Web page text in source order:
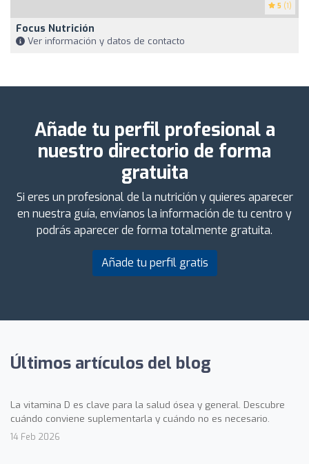
5 (1)
Focus Nutrición
Ver información y datos de contacto
Añade tu perfil profesional a
nuestro directorio de forma
gratuita
Si eres un profesional de la nutrición y quieres aparecer
en nuestra guía, envíanos la información de tu centro y
podrás aparecer de forma totalmente gratuita.
Añade tu perfil gratis
Últimos artículos del blog
La vitamina D es clave para la salud ósea y general. Descubre
cuándo conviene suplementarla y cuándo no es necesario.
14 Feb 2026